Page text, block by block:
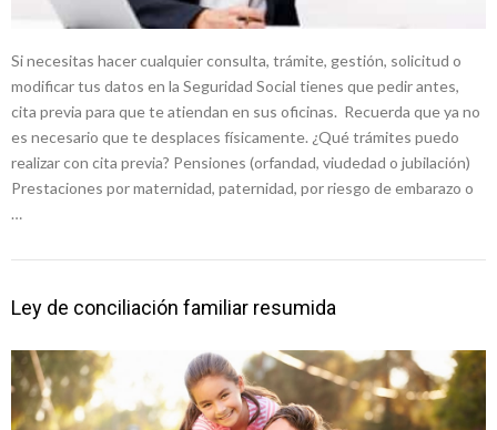
Si necesitas hacer cualquier consulta, trámite, gestión, solicitud o
modificar tus datos en la Seguridad Social tienes que pedir antes,
cita previa para que te atiendan en sus oficinas. Recuerda que ya no
es necesario que te desplaces físicamente. ¿Qué trámites puedo
realizar con cita previa? Pensiones (orfandad, viudedad o jubilación)
Prestaciones por maternidad, paternidad, por riesgo de embarazo o
…
Ley de conciliación familiar resumida